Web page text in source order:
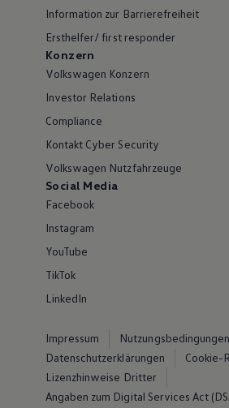
Information zur Barrierefreiheit
Ersthelfer/ first responder
Konzern
Volkswagen Konzern
Investor Relations
Compliance
Kontakt Cyber Security
Volkswagen Nutzfahrzeuge
Social Media
Facebook
Instagram
YouTube
TikTok
LinkedIn
Impressum
Nutzungsbedingungen
Datenschutzerklärungen
Cookie-
Lizenzhinweise Dritter
Angaben zum Digital Services Act